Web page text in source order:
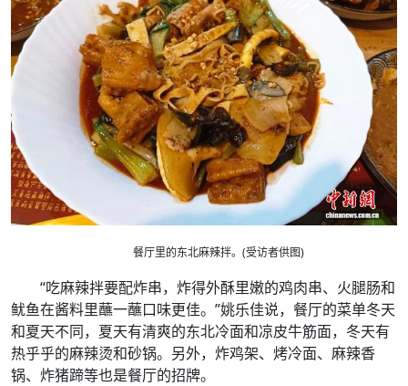
餐厅里的东北麻辣拌。(受访者供图)
“吃麻辣拌要配炸串，炸得外酥里嫩的鸡肉串、火腿肠和
鱿鱼在酱料里蘸一蘸口味更佳。”姚乐佳说，餐厅的菜单冬天
和夏天不同，夏天有清爽的东北冷面和凉皮牛筋面，冬天有
热乎乎的麻辣烫和砂锅。另外，炸鸡架、烤冷面、麻辣香
锅、炸猪蹄等也是餐厅的招牌。